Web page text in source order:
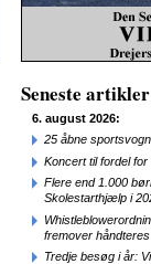
Seneste artikler
6. august 2026:
25 åbne
Koncert til fordel
Flere end 1.000
Skolestarthjælp i
fremover
Tredje besøg i år: